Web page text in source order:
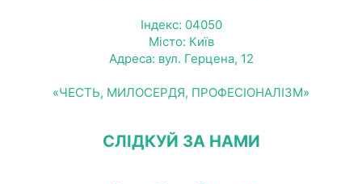
Індекс: 04050
Місто: Київ
Адреса: вул. Герцена, 12
«ЧЕСТЬ, МИЛОСЕРДЯ, ПРОФЕСІОНАЛІЗМ»
СЛІДКУЙ ЗА НАМИ